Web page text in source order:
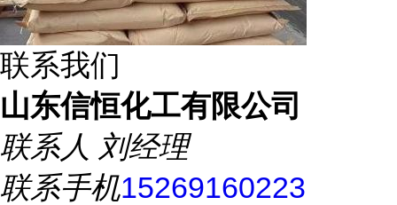
联系我们
山东信恒化工有限公司
联系人 刘经理
联系手机15269160223